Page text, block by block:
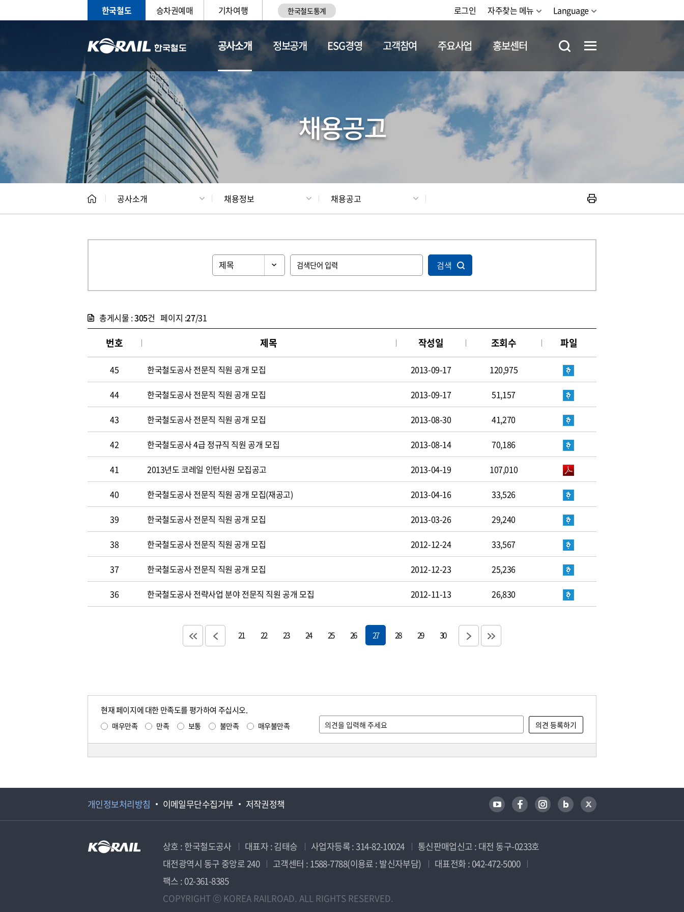
한국철도 승차권예매 기차여행 한국철도통계 로그인 자주찾는 메뉴 Language
공사소개
CEO 일반현황 채용정보
정보공개 ESG경영 고객참여 주요사업 홍보센터
채용공고
공사소개 채용정보 채용공고
검색
총게시물 :305건 페이지 :27/31
번호 제목 작성일 조회수 파일
45 한국철도공사 전문직 직원 공개 모집 2013-09-17 120,975
44 한국철도공사 전문직 직원 공개 모집 2013-09-17 51,157
43 한국철도공사 전문직 직원 공개 모집 2013-08-30 41,270
42 한국철도공사 4급 정규직 직원 공개 모집 2013-08-14 70,186
41 2013년도 코레일 인턴사원 모집공고 2013-04-19 107,010
40 한국철도공사 전문직 직원 공개 모집(재공고) 2013-04-16 33,526
39 한국철도공사 전문직 직원 공개 모집 2013-03-26 29,240
38 한국철도공사 전문직 직원 공개 모집 2012-12-24 33,567
37 한국철도공사 전문직 직원 공개 모집 2012-12-23 25,236
36 한국철도공사 전략사업 분야 전문직 직원 공개 모집 2012-11-13 26,830
21 22 23 24 25 26 27 28 29 30
현재 페이지에 대한 만족도를 평가하여 주십시오.
매우만족 만족 보통 불만족 매우불만족
개인정보처리방침 이메일무단수집거부 저작권정책
상호 : 한국철도공사 대표자 : 김태승 사업자등록 : 314-82-10024
통신판매업신고 : 대전 동구-0233호
대전광역시 동구 중앙로 240
고객센터 : 1588-7788(이용료 : 발신자부담)
대표전화 : 042-472-5000
팩스 : 02-361-8385
COPYRIGHT ⓒ KOREA RAILROAD. ALL RIGHTS RESERVED.